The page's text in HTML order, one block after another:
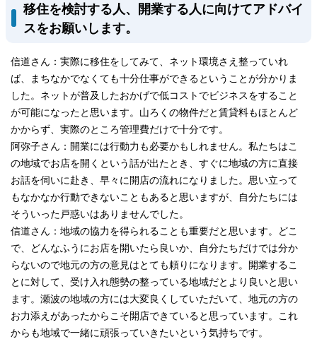
移住を検討する人、開業する人に向けてアドバイ
スをお願いします。
信道さん：実際に移住をしてみて、ネット環境さえ整っていれ
ば、まちなかでなくても十分仕事ができるということが分かりま
した。ネットが普及したおかげで低コストでビジネスをすること
が可能になったと思います。山ろくの物件だと賃貸料もほとんど
かからず、実際のところ管理費だけで十分です。
阿弥子さん：開業には行動力も必要かもしれません。私たちはこ
の地域でお店を開くという話が出たとき、すぐに地域の方に直接
お話を伺いに赴き、早々に開店の流れになりました。思い立って
もなかなか行動できないこともあると思いますが、自分たちには
そういった戸惑いはありませんでした。
信道さん：地域の協力を得られることも重要だと思います。どこ
で、どんなふうにお店を開いたら良いか、自分たちだけでは分か
らないので地元の方の意見はとても頼りになります。開業するこ
とに対して、受け入れ態勢の整っている地域だとより良いと思い
ます。瀬波の地域の方には大変良くしていただいて、地元の方の
お力添えがあったからこそ開店できていると思っています。これ
からも地域で一緒に頑張っていきたいという気持ちです。